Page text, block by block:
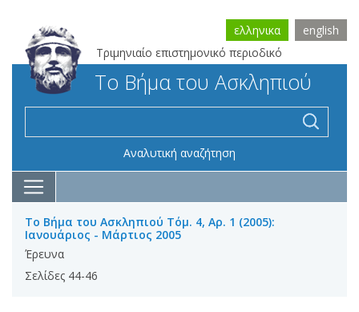
Τριμηνιαίο επιστημονικό περιοδικό
ελληνικα english
Το Βήμα του Ασκληπιού
Αναλυτική αναζήτηση
Το Βήμα του Ασκληπιού Τόμ. 4, Αρ. 1 (2005):
Ιανουάριος - Μάρτιος 2005
Έρευνα
Σελίδες 44-46